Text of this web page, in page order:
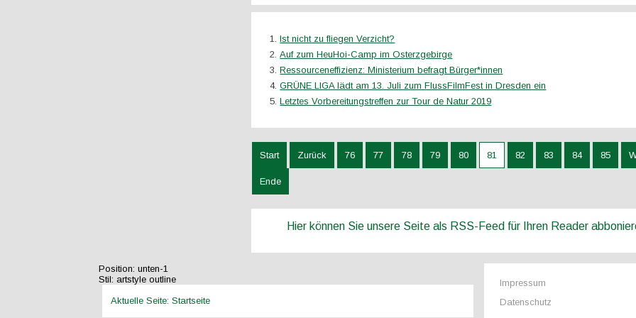
Ist nicht zu fliegen Verzicht?
Auf zum HeuHoi-Camp im Osterzgebirge
Ressourceneffizienz: Ministerium befragt Bürger*innen
GRÜNE LIGA lädt am 13. Juli zum FlussFilmFest in Dresden ein
Letztes Vorbereitungstreffen zur Tour de Natur 2019
Start Zurück 76 77 78 79 80 81 82 83 84 85
Ende
Hier können Sie unsere Seite als RSS-Feed für Ihren Reader
Position: unten-1
Stil: artstyle outline
Aktuelle Seite:Startseite
Impressum
Datenschutz